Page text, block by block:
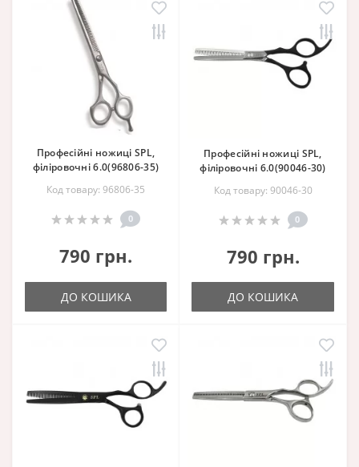
Професійні ножиці SPL,
філіровочні 6.0(96806-35)
Код товару: 96806-35
0
790 грн.
ДО КОШИКА
Професійні ножиці SPL,
філіровочні 6.0(90046-30)
Код товару: 90046-30
0
790 грн.
ДО КОШИКА